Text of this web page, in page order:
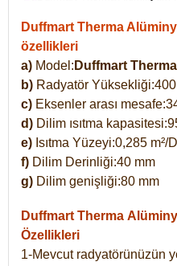
Duffmart Therma
özellikleri
a) Model: Duffmart Therma
b) Radyatör
c) Eksenler arası
d) Dilim ısıtma
e) Isıtma Yüzeyi:0,285 m²/
f) Dilim Derinliği:40 mm
g) Dilim genişliği:80 mm
Duffmart Therma
Özellikleri
1-Mevcut radyatörünüzün